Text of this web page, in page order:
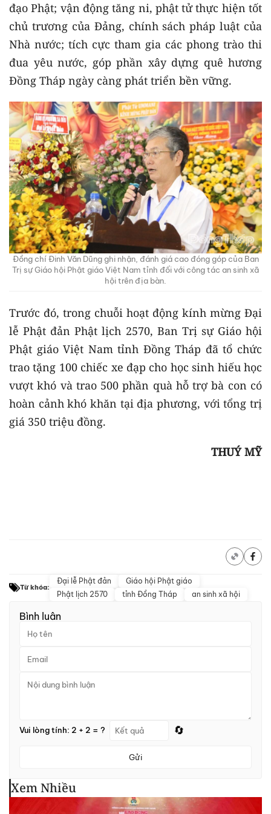
đạo Phật; vận động tăng ni, phật tử thực hiện tốt
chủ trương của Đảng, chính sách pháp luật của
Nhà nước; tích cực tham gia các phong trào thi
đua yêu nước, góp phần xây dựng quê hương
Đồng Tháp ngày càng phát triển bền vững.
Đồng chí Đinh Văn Dũng ghi nhận, đánh giá cao đóng góp của Ban
Trị sự Giáo hội Phật giáo Việt Nam tỉnh đối với công tác an sinh xã
hội trên địa bàn.
Trước đó, trong chuỗi hoạt động kính mừng Đại
lễ Phật đản Phật lịch 2570, Ban Trị sự Giáo hội
Phật giáo Việt Nam tỉnh Đồng Tháp đã tổ chức
trao tặng 100 chiếc xe đạp cho học sinh hiếu học
vượt khó và trao 500 phần quà hỗ trợ bà con có
hoàn cảnh khó khăn tại địa phương, với tổng trị
giá 350 triệu đồng.
THUÝ MỸ
Từ khóa:
Đại lễ Phật đản
Giáo hội Phật giáo
Phật lịch 2570
tỉnh Đồng Tháp an sinh xã hội
Bình luận
Vui lòng tính: 2 + 2 = ? 🔄
Gửi
Xem Nhiều